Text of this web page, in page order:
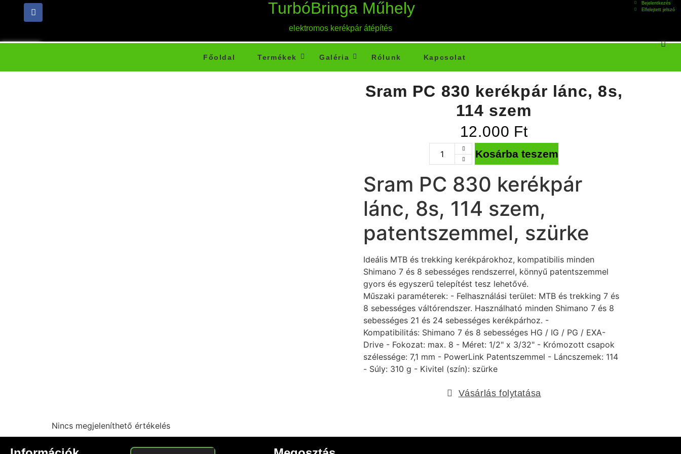
TurbóBringa Műhely
Bejelentkezés
Elfelejtett jelszó
elektromos kerékpár átépítés
Főoldal Termékek Galéria Rólunk Kapcsolat
Sram PC 830 kerékpár lánc, 8s,
114 szem
12.000 Ft
Kosárba teszem
Sram PC 830 kerékpár
lánc, 8s, 114 szem,
patentszemmel, szürke
Ideális MTB és trekking kerékpárokhoz, kompatibilis minden
Shimano 7 és 8 sebességes rendszerrel, könnyű patentszemmel
gyors és egyszerű telepítést tesz lehetővé.
Műszaki paraméterek: - Felhasználási terület: MTB éstrekking 7 és
8 sebességes váltórendszer. Használható minden Shimano 7 és 8
sebességes 21 és 24 sebességes kerékpárhoz. -
Kompatibilitás: Shimano 7 és 8 sebességes HG / IG / PG / EXA-
Drive - Fokozat: max. 8 - Méret: 1/2" x 3/32" - Krómozott csapok
szélessége: 7,1 mm - PowerLink Patentszemmel - Láncszemek: 114
- Súly: 310 g - Kivitel (szín): szürke
Vásárlás folytatása
Nincs megjeleníthető értékelés